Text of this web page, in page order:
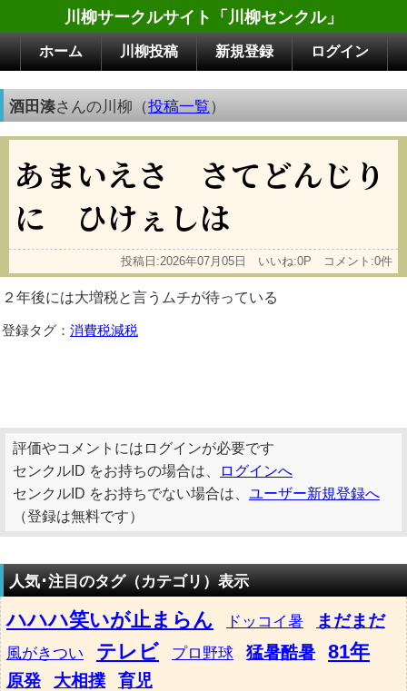
川柳サークルサイト「川柳センクル」
ホーム 川柳投稿 新規登録 ログイン
酒田湊さんの川柳（投稿一覧）
あまいえさ さてどんじり
に ひけぇしは
投稿日:2026年07月05日 いいね:0P コメント:0件
２年後には大増税と言うムチが待っている
登録タグ： 消費税減税
評価やコメントにはログインが必要です
センクルID をお持ちの場合は、
ログインへ
センクルID をお持ちでない場合は、 ユーザー新規登録へ
（登録は無料です）
人気･注目のタグ（カテゴリ）表示
ハハハ笑いが止まらん ドッコイ暑 まだまだ
風がきつい テレビ プロ野球 猛暑酷暑 81年
原発 大相撲 育児